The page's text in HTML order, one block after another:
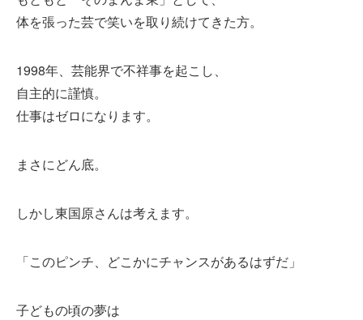
体を張った芸で笑いを取り続けてきた方。
1998年、芸能界で不祥事を起こし、
自主的に謹慎。
仕事はゼロになります。
まさにどん底。
しかし東国原さんは考えます。
「このピンチ、どこかにチャンスがあるはずだ」
子どもの頃の夢は